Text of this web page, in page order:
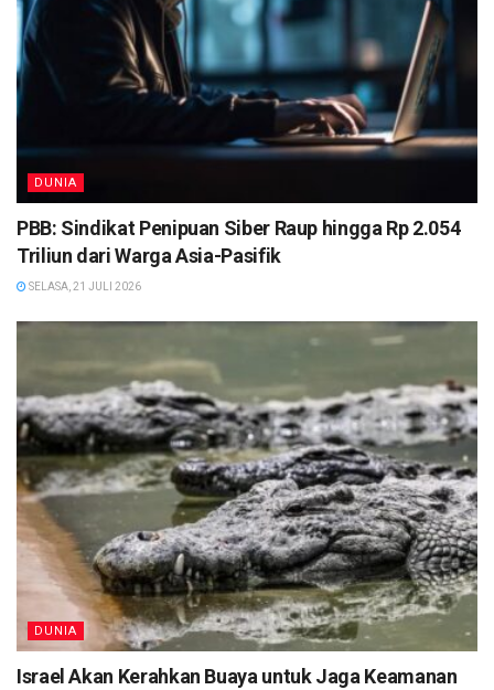
DUNIA
PBB: Sindikat Penipuan Siber Raup hingga Rp 2.054
Triliun dari Warga Asia-Pasifik
SELASA, 21 JULI 2026
DUNIA
Israel Akan Kerahkan Buaya untuk Jaga Keamanan